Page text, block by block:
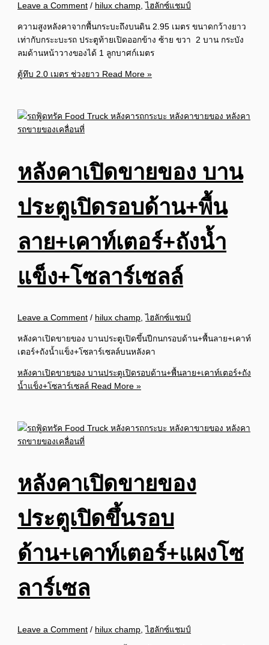
Leave a Comment / hilux champ,ไฮลักซ์แชมป์
ความสูงหลังคาจากพื้นกระบะถึงบนดิน 2.95 เมตร ขนาดกว้างยาว
เท่ากับกระะบะรถ ประตูท้ายเปิดออกข้าง ซ้าย ขวา 2 บาน กระบัง
ลมด้านหน้าวางของได้ 1 ลูกบาศก์เมตร
ตู้ทึบ 2.0 เมตร ช่วงยาว Read More »
หลังคาเปิดขายของ บาน
ประตูเปิดรอบด้าน+พื้น
ลาย+เคาท์เตอร์+ถังน้ำ
แข็ง+โซลาร์เซลล์
Leave a Comment / hilux champ ,ไฮลักซ์แชมป์
หลังคาเปิดขายของ บานประตูเปิดขึ้นปีกนกรอบด้าน+พื้นลาย+เคาท์
เตอร์+ถังน้ำแข็ง+โซลาร์เซลล์บนหลังคา
หลังคาเปิดขายของ บานประตูเปิดรอบด้าน+พื้นลาย+เคาท์เตอร์+ถัง
น้ำแข็ง+โซลาร์เซลล์ Read More »
หลังคาเปิดขายของ
ประตูเปิดขึ้นรอบ
ด้าน+เคาท์เตอร์+แผงโซ
ลาร์เซล
Leave a Comment / hilux champ ,ไฮลักซ์แชมป์